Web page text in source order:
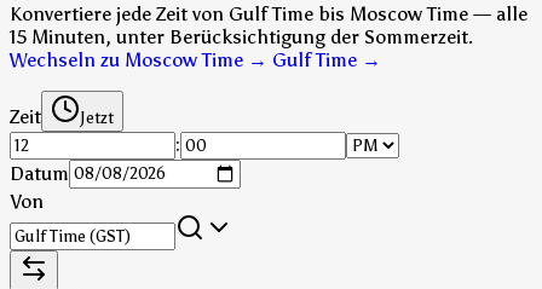
Konvertiere jede Zeit von Gulf Time bis Moscow Time — alle
15 Minuten, unter Berücksichtigung der Sommerzeit.
Wechseln zu Moscow Time → Gulf Time →
Zeit Jetzt
:
Datum
Von